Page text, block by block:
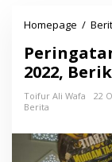
Homepage /
2022,
Toifur Ali Wafa
22
Berita